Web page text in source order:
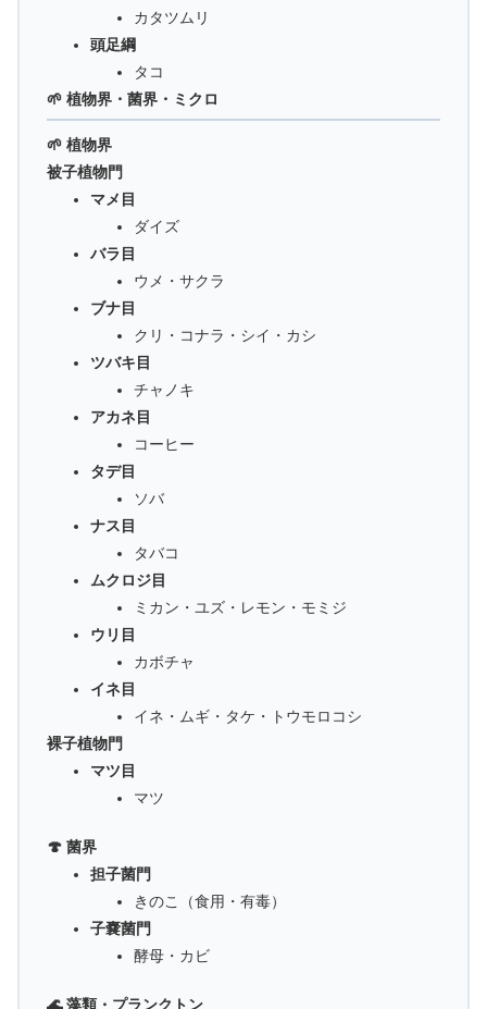
カタツムリ
頭足綱
タコ
🌱 植物界・菌界・ミクロ
🌱 植物界
被子植物門
マメ目
ダイズ
バラ目
ウメ・サクラ
ブナ目
クリ・コナラ・シイ・カシ
ツバキ目
チャノキ
アカネ目
コーヒー
タデ目
ソバ
ナス目
タバコ
ムクロジ目
ミカン・ユズ・レモン・モミジ
ウリ目
カボチャ
イネ目
イネ・ムギ・タケ・トウモロコシ
裸子植物門
マツ目
マツ
🍄 菌界
担子菌門
きのこ（食用・有毒）
子嚢菌門
酵母・カビ
🌊 藻類・プランクトン